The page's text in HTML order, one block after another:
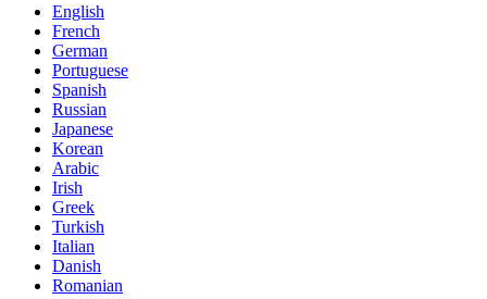
English
French
German
Portuguese
Spanish
Russian
Japanese
Korean
Arabic
Irish
Greek
Turkish
Italian
Danish
Romanian